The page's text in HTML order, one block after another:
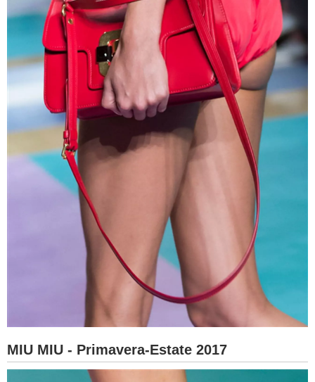
MIU MIU - Primavera-Estate 2017